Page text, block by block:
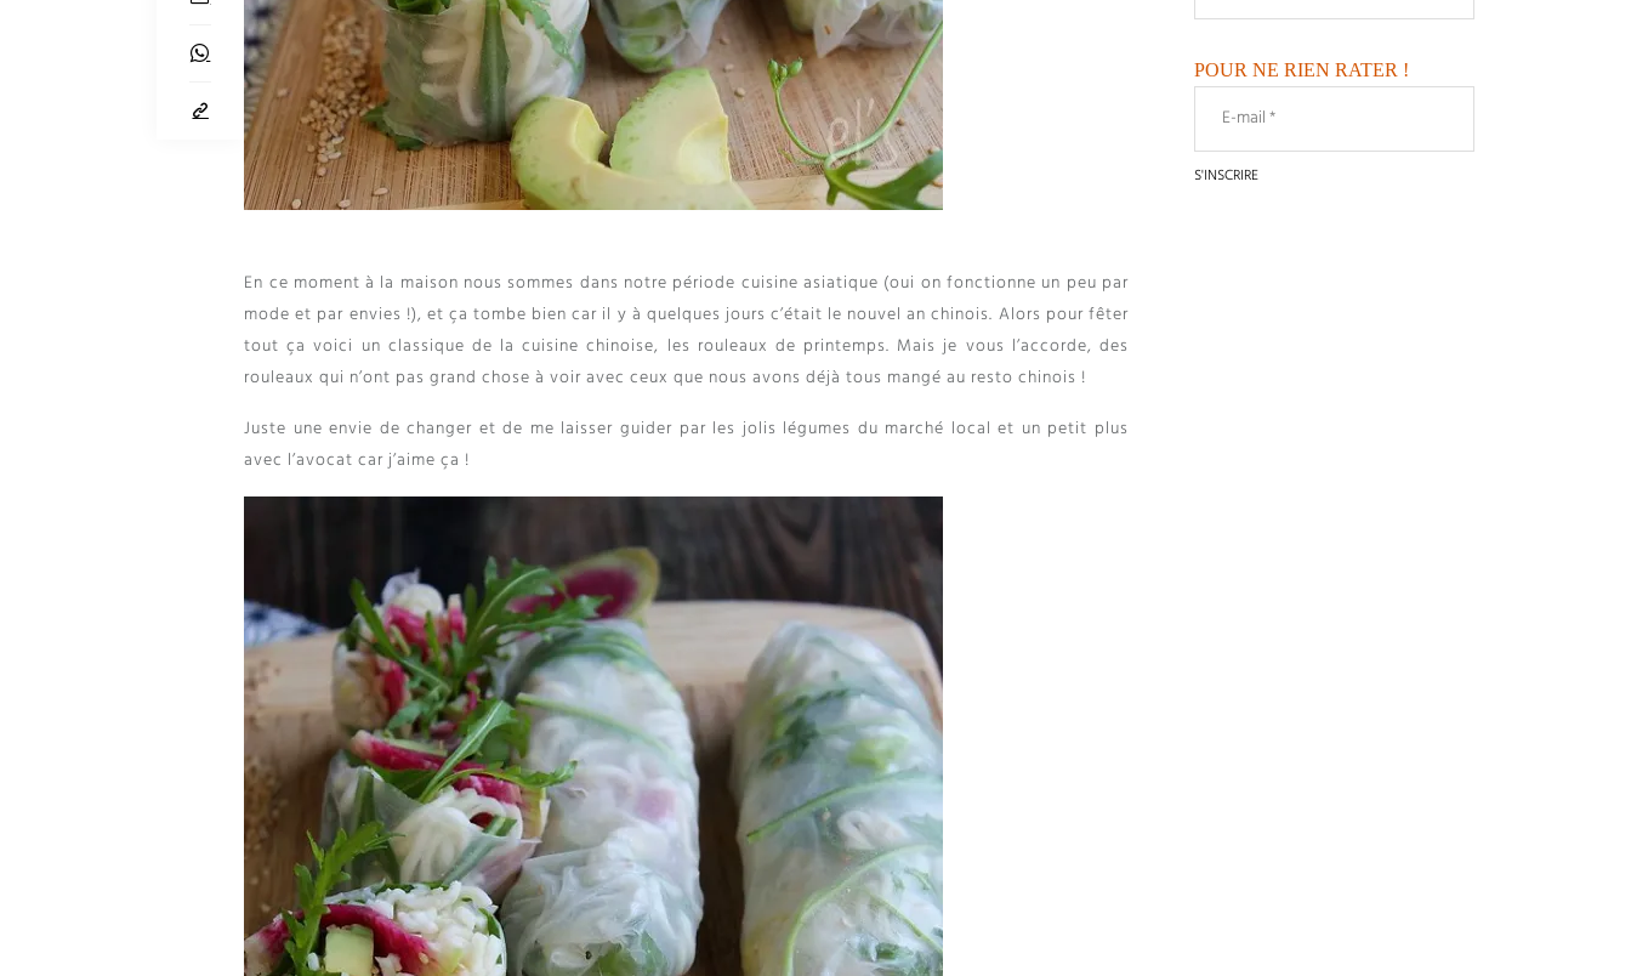
En ce moment à la maison nous sommes dans notre période cuisine asiatique (oui on fonctionne un peu par
mode et par envies !), et ça tombe bien car il y à quelques jours c’était le nouvel an chinois. Alors pour fêter
tout ça voici un classique de la cuisine chinoise, les rouleaux de printemps. Mais je vous l’accorde, des
rouleaux qui n’ont pas grand chose à voir avec ceux que nous avons déjà tous mangé au resto chinois !
Juste une envie de changer et de me laisser guider par les jolis légumes du marché local et un petit plus
avec l’avocat car j’aime ça !
POUR NE RIEN RATER !